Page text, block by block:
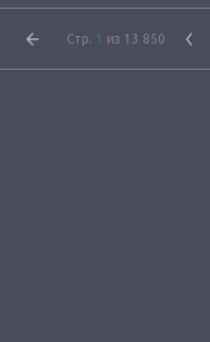
Стр. 1 из 13 850